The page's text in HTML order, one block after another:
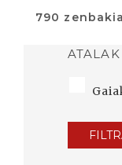
790
ATALAK